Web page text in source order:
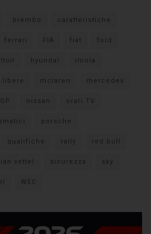
brembo caratteristiche
ferrari FIA fiat ford
hyundai imola
libere mclaren mercedes
nissan orari TV
porsche
qualifiche rally red bull
vettel sicurezza sky
WEC